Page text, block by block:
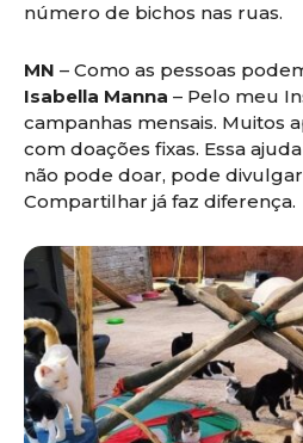
número de bichos nas ruas.
MN – Como as pessoas
Isabella Manna – Pelo meu
campanhas mensais. Muitos
com doações fixas. Essa
não pode doar, pode
Compartilhar já faz diferença.